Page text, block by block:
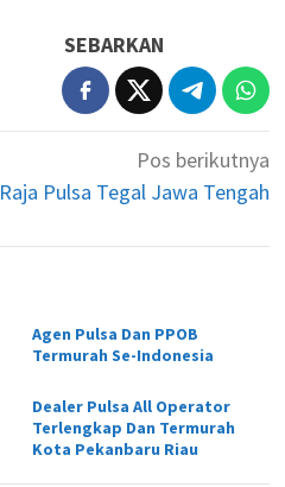
SEBARKAN
Pos berikutnya
Raja Pulsa Tegal Jawa Tengah
Agen Pulsa Dan PPOB
Termurah Se-Indonesia
Dealer Pulsa All Operator
Terlengkap Dan Termurah
Kota Pekanbaru Riau